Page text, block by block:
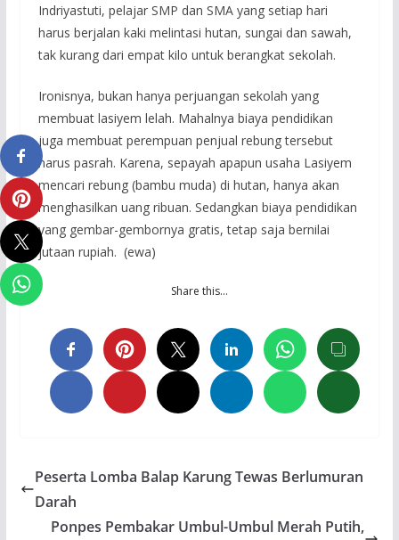
Indriyastuti, pelajar SMP dan SMA yang setiap hari
harus berjalan kaki melintasi hutan, sungai dan sawah,
tak kurang dari empat kilo untuk berangkat sekolah.
Ironisnya, bukan hanya perjuangan sekolah yang
membuat lasiyem lelah. Mahalnya biaya pendidikan
juga membuat perempuan penjual rebung tersebut
harus pasrah. Karena, sepayah apapun usaha Lasiyem
mencari rebung (bambu muda) di hutan, hanya akan
menghasilkan uang ribuan. Sedangkan biaya pendidikan
yang gembar-gembornya gratis, tetap saja bernilai
jutaan rupiah. (ewa)
Share this…
Peserta Lomba Balap Karung Tewas Berlumuran
Darah
Ponpes Pembakar Umbul-Umbul Merah Putih,